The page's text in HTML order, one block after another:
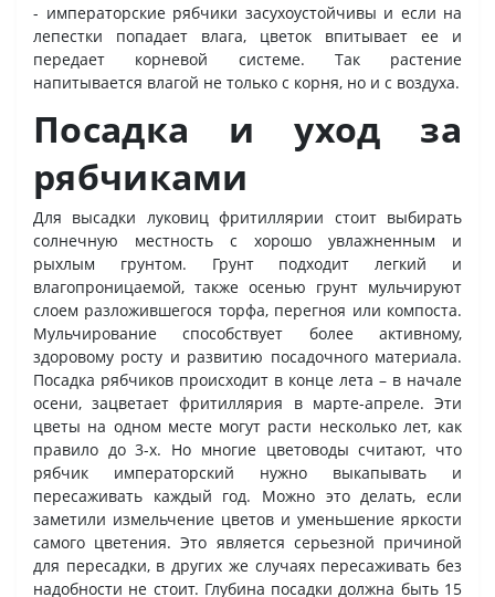
- императорские рябчики засухоустойчивы и если на
лепестки попадает влага, цветок впитывает ее и
передает корневой системе. Так растение
напитывается влагой не только с корня, но и с воздуха.
Посадка и уход за
рябчиками
Для высадки луковиц фритиллярии стоит выбирать
солнечную местность с хорошо увлажненным и
рыхлым грунтом. Грунт подходит легкий и
влагопроницаемой, также осенью грунт мульчируют
слоем разложившегося торфа, перегноя или компоста.
Мульчирование способствует более активному,
здоровому росту и развитию посадочного материала.
Посадка рябчиков происходит в конце лета – в начале
осени, зацветает фритиллярия в марте-апреле. Эти
цветы на одном месте могут расти несколько лет, как
правило до 3-х. Но многие цветоводы считают, что
рябчик императорский нужно выкапывать и
пересаживать каждый год. Можно это делать, если
заметили измельчение цветов и уменьшение яркости
самого цветения. Это является серьезной причиной
для пересадки, в других же случаях пересаживать без
надобности не стоит. Глубина посадки должна быть 15